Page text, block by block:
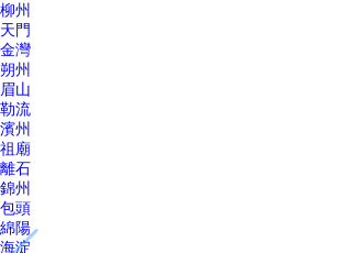
柳州
天門
金灣
朔州
眉山
勒流
濱州
祖廟
離石
錦州
包頭
綿陽
海淀